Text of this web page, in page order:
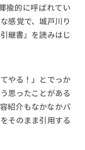
揄的に呼ばれてい
感覚で、城戸川り
継書』を読みはじ
やる！」とでっか
思ったことがある
紹介もなかなかパ
そのまま引用する